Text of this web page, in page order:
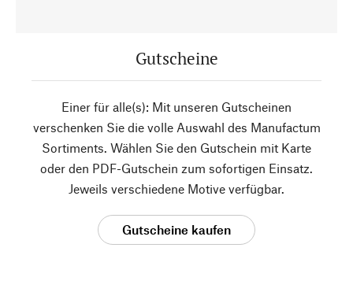
Gutscheine
Einer für alle(s): Mit unseren Gutscheinen
verschenken Sie die volle Auswahl des Manufactum
Sortiments. Wählen Sie den Gutschein mit Karte
oder den PDF-Gutschein zum sofortigen Einsatz.
Jeweils verschiedene Motive verfügbar.
Gutscheine kaufen